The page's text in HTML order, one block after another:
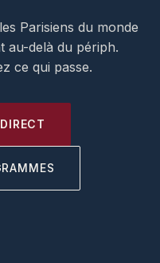
Parisiens du monde
au-delà du périph.
ce qui passe.